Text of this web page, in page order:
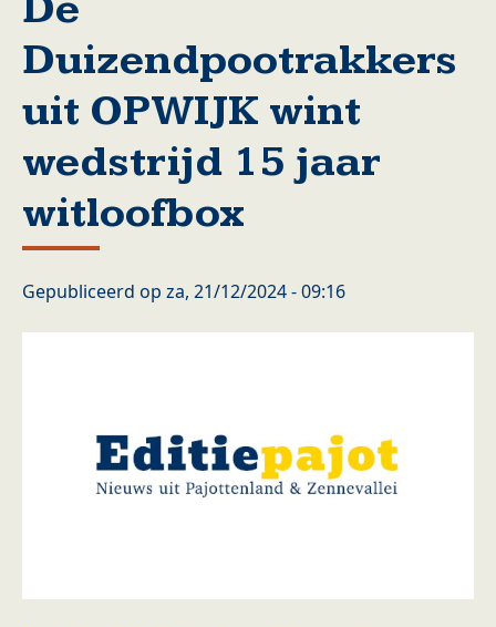
Duizendpootrakkers
uit OPWIJK wint
wedstrijd 15 jaar
witloofbox
Gepubliceerd op za, 21/12/2024 - 09:16